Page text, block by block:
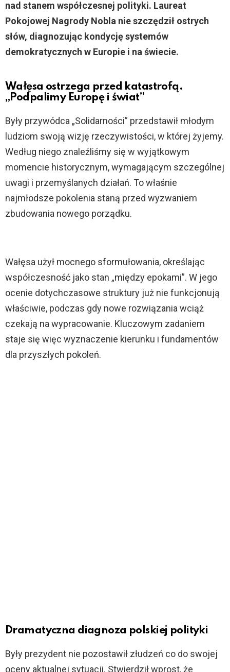
nad stanem współczesnej polityki. Laureat
Pokojowej Nagrody Nobla nie szczędził ostrych
słów, diagnozując kondycję systemów
demokratycznych w Europie i na świecie.
Wałęsa ostrzega przed katastrofą.
„Podpalimy Europę i świat”
Były przywódca „Solidarności” przedstawił młodym
ludziom swoją wizję rzeczywistości, w której żyjemy.
Według niego znaleźliśmy się w wyjątkowym
momencie historycznym, wymagającym szczególnej
uwagi i przemyślanych działań. To właśnie
najmłodsze pokolenia staną przed wyzwaniem
zbudowania nowego porządku.
Wałęsa użył mocnego sformułowania, określając
współczesność jako stan „między epokami”. W jego
ocenie dotychczasowe struktury już nie funkcjonują
właściwie, podczas gdy nowe rozwiązania wciąż
czekają na wypracowanie. Kluczowym zadaniem
staje się więc wyznaczenie kierunku i fundamentów
dla przyszłych pokoleń.
Dramatyczna diagnoza polskiej polityki
Były prezydent nie pozostawił złudzeń co do swojej
oceny aktualnej sytuacji. Stwierdził wprost, że